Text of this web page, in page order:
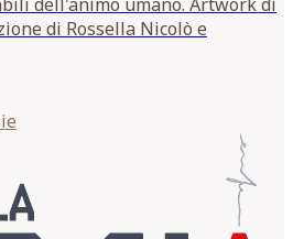
di Rossella Nicolò e